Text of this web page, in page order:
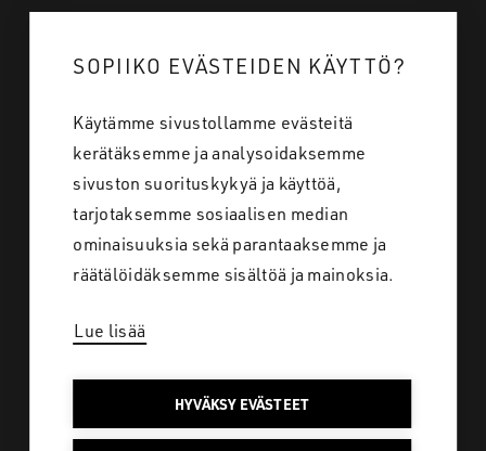
Tietoa meistä
Töihin meille
Yhteystiedot
Tietosuoja
SAKO SUOMI
SOPIIKO EVÄSTEIDEN KÄYTTÖ?
Käytämme sivustollamme evästeitä
kerätäksemme ja analysoidaksemme
sivuston suorituskykyä ja käyttöä,
tarjotaksemme sosiaalisen median
ominaisuuksia sekä parantaaksemme ja
räätälöidäksemme sisältöä ja mainoksia.
Lue lisää
HYVÄKSY EVÄSTEET